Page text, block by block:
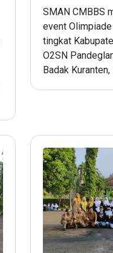
SMAN CMBBS
event
tingkat
O2SN
Badak Kuranten,